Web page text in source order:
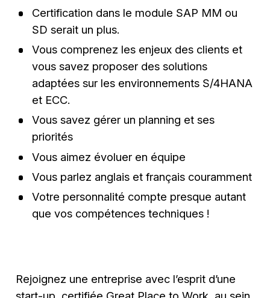
Certification dans le module SAP MM ou
SD serait un plus.
Vous comprenez les enjeux des clients et
vous savez proposer des solutions
adaptées sur les environnements S/4HANA
et ECC.
Vous savez gérer un planning et ses
priorités
Vous aimez évoluer en équipe
Vous parlez anglais et français couramment
Votre personnalité compte presque autant
que vos compétences techniques !
Rejoignez une entreprise avec l’esprit d’une